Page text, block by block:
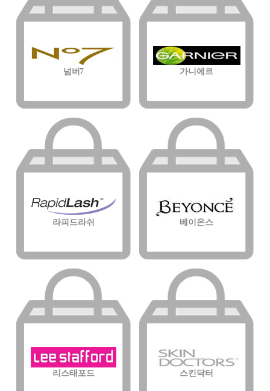
넘버7 가니에르
라피드라쉬 베이온스
리스태포드 스킨닥터